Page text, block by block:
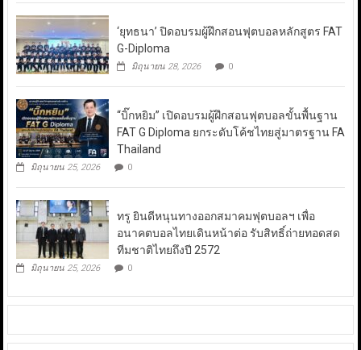
‘ยุทธนา’ ปิดอบรมผู้ฝึกสอนฟุตบอลหลักสูตร FAT
G-Diploma
มิถุนายน 28, 2026 0
“บิ๊กหยิม” เปิดอบรมผู้ฝึกสอนฟุตบอลขั้นพื้นฐาน
FAT G Diploma ยกระดับโค้ชไทยสู่มาตรฐาน FA
Thailand
มิถุนายน 25, 2026 0
ทรู ยินดีหนุนทางออกสมาคมฟุตบอลฯ เพื่อ
อนาคตบอลไทยเดินหน้าต่อ รับสิทธิ์ถ่ายทอดสด
ทีมชาติไทยถึงปี 2572
มิถุนายน 25, 2026 0